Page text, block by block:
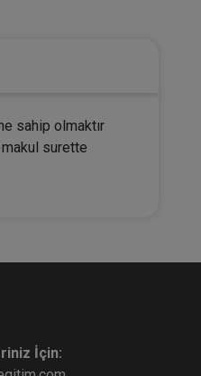
sahip olmaktır
surette
İçin: